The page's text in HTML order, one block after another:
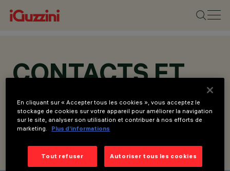
CONTACTS ET
ADRESSES
TROUVER UN CONTACT ENVOYER LA DEMANDE
En cliquant sur « Accepter tous les cookies », vous acceptez le
stockage de cookies sur votre appareil pour améliorer la navigation
sur le site, analyser son utilisation et contribuer à nos efforts de
marketing.
Plus d’informations
Tout refuser Autoriser tous les cookies